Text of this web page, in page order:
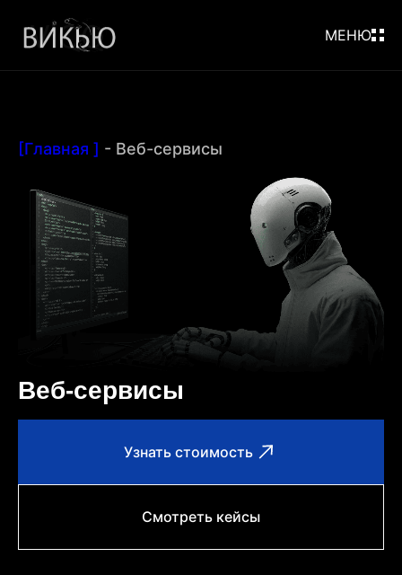
МЕНЮ
[Главная ] - Веб-сервисы
Веб-сервисы
Узнать стоимость
Смотреть кейсы